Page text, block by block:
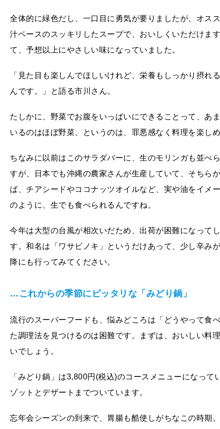
全体的に緑色だし、一口目に勇気が要りましたが、オス
汁ベースのスッキリしたスープで、おいしくいただけま
て、予想以上にやさしい味になっていました。
「見た目も楽しんでほしいけれど、栄養もしっかり摂
んです。」と語る市川さん。
たしかに、野菜でお腹をいっぱいにできることって、あ
いるのはほぼ野菜、というのは、罪悪感なく料理を楽し
ちなみに以前はこのサラダバーに、生のモリンガも並べ
すが、日本でも沖縄の農家さんが生産していて、そちら
ば、チアシードやココナッツオイルなど、実や油をイメ
のように、生でも食べられるんですね。
今年は大型の台風が相次いだため、出荷が困難になって
す。和名は「ワサビノキ」というだけあって、少し辛み
降にも行ってみてください。
…これからの季節にピッタリな「みどり鍋」
流行のスーパーフードも、悩みどころは「どうやって食
た調理法を見つけるのは困難です。まずは、おいしい料
いでしょう。
「みどり鍋」は3,800円(税込)のコースメニューになっ
ゾットとデザートまでついています。
忘年会シーズンの到来で、胃腸も酷使しがちなこの時期